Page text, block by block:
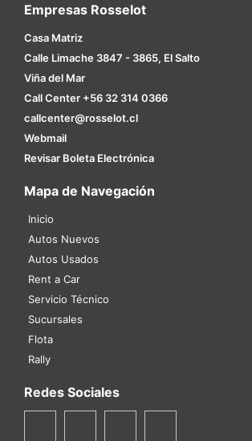
Empresas Rosselot
Casa Matriz
Calle Limache 3847 - 3865, El Salto
Viña del Mar
Call Center +56 32 314 0366
callcenter@rosselot.cl
Webmail
Revisar Boleta Electrónica
Mapa de Navegación
Inicio
Autos Nuevos
Autos Usados
Rent a Car
Servicio Técnico
Sucursales
Flota
Rally
Redes Sociales